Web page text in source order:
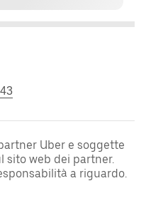
Uber e soggette
sito web dei partner.
a riguardo.